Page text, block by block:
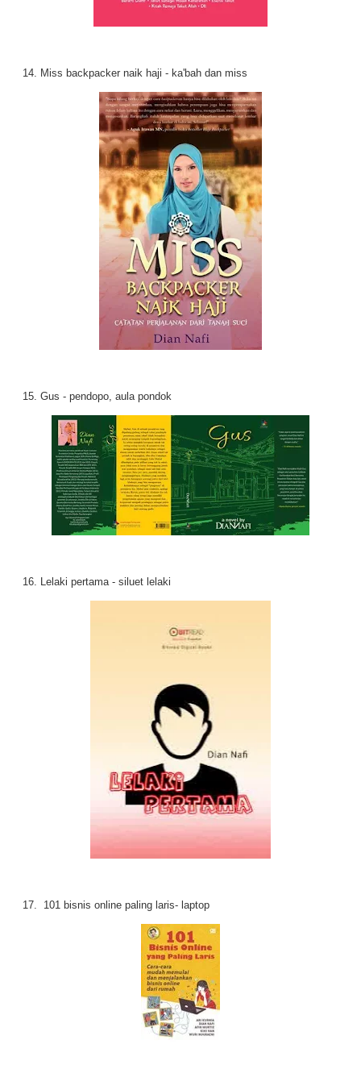
14. Miss backpacker naik haji - ka'bah dan miss
15. Gus - pendopo, aula pondok
16. Lelaki pertama - siluet lelaki
17. 101 bisnis online paling laris- laptop